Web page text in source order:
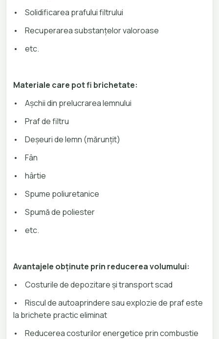
•
Solidificarea prafului filtrului
•
Recuperarea substanțelor valoroase
•
etc.
Materiale care pot fi brichetate:
•
Așchii din prelucrarea lemnului
•
Praf de filtru
•
Deșeuri de lemn (mărunțit)
•
Fân
•
hârtie
•
Spume poliuretanice
•
Spumă de poliester
•
etc.
Avantajele obținute prin reducerea volumului:
•
Costurile de depozitare și transport scad
•
Riscul de autoaprindere sau explozie de praf este
la brichete practic eliminat
•
Reducerea costurilor energetice prin combustie